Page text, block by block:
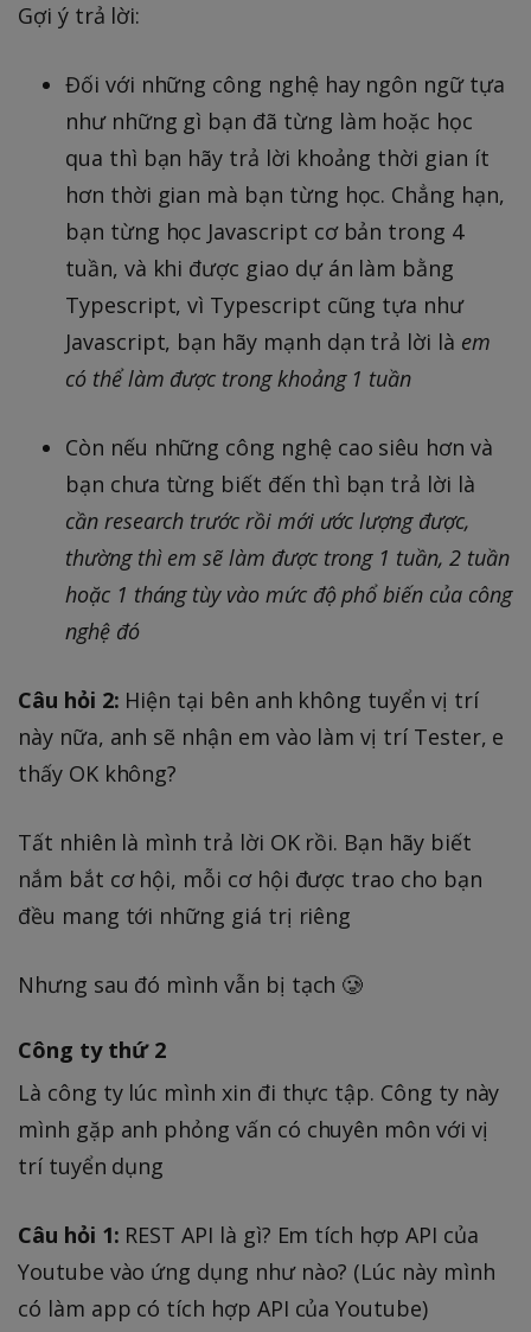
Gợi ý trả lời:
Đối với những công nghệ hay ngôn ngữ tựa
như những gì bạn đã từng làm hoặc học
qua thì bạn hãy trả lời khoảng thời gian ít
hơn thời gian mà bạn từng học. Chẳng hạn,
bạn từng học Javascript cơ bản trong 4
tuần, và khi được giao dự án làm bằng
Typescript, vì Typescript cũng tựa như
Javascript, bạn hãy mạnh dạn trả lời là em
có thể làm được trong khoảng 1 tuần
Còn nếu những công nghệ cao siêu hơn và
bạn chưa từng biết đến thì bạn trả lời là
cần research trước rồi mới ước lượng được,
thường thì em sẽ làm được trong 1 tuần, 2 tuần
hoặc 1 tháng tùy vào mức độ phổ biến của công
nghệ đó
Câu hỏi 2: Hiện tại bên anh không tuyển vị trí
này nữa, anh sẽ nhận em vào làm vị trí Tester, e
thấy OK không?
Tất nhiên là mình trả lời OK rồi. Bạn hãy biết
nắm bắt cơ hội, mỗi cơ hội được trao cho bạn
đều mang tới những giá trị riêng
Nhưng sau đó mình vẫn bị tạch 🥲
Công ty thứ 2
Là công ty lúc mình xin đi thực tập. Công ty này
mình gặp anh phỏng vấn có chuyên môn với vị
trí tuyển dụng
Câu hỏi 1: REST API là gì? Em tích hợp API của
Youtube vào ứng dụng như nào? (Lúc này mình
có làm app có tích hợp API của Youtube)